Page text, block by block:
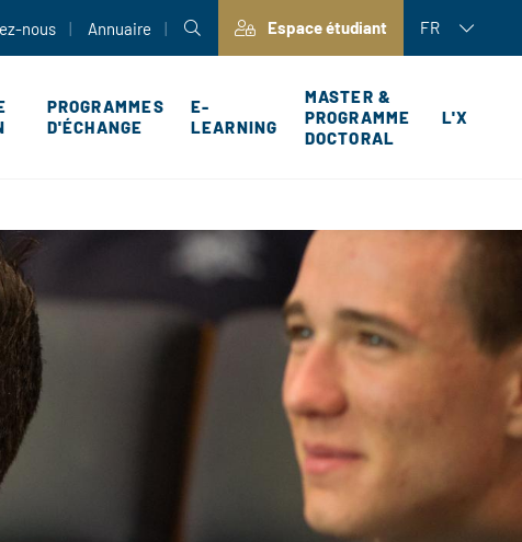
nous Annuaire Espace étudiant FR
PROGRAMMES
D'ÉCHANGE
E-
LEARNING
MASTER &
PROGRAMME
DOCTORAL
L'X